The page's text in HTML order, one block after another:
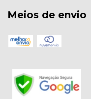
Meios de envio